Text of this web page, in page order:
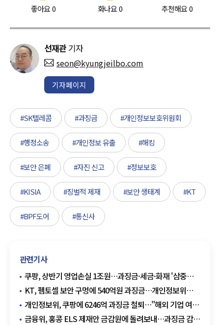
좋아요0 화나요0 추천해요 0
선재관 기자
seon@kyungjeilbo.com
기자페이지
#SK텔레콤 #과징금 #개인정보보호위원회
#행정소송 #개인정보 유출 #해킹
#보안 은폐 #자진 신고 #정보보호
#KISIA #징벌적 제재 #보안 생태계 #KT
#BPF도어 #통신사
관련기사
쿠팡, 상반기 영업손실 1조원…과징금·세금·화재 '삼중
악재'
KT, 펨토셀 보안 구멍에 540억원 과징금…개인정보위
"예방 가능했던 사고"
개인정보위, 쿠팡에 6246억 과징금 철퇴…"해외 기업 여부
고려 안 했다"
금융위, 홍콩 ELS 제재안 금감원에 돌려보내…과징금 감경